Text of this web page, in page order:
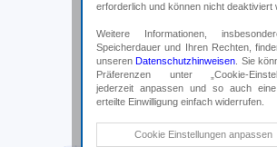
erforderlich und können nicht deaktiviert
Weitere Informationen,
Speicherdauer und Ihren Rechten,
unserenDatenschutzhinweisen . Sie
Präferenzen unter „Cookie-
jederzeit anpassen und so auch
erteilte Einwilligung einfach widerrufen.
Technische Cookies
Cookie Einstellungen anpassen